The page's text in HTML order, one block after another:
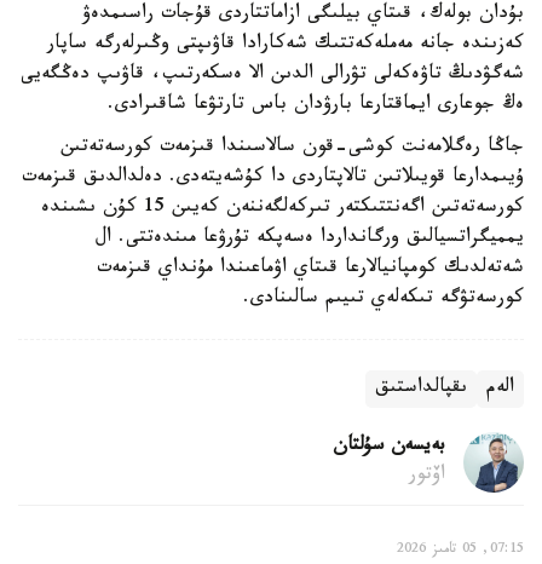
بۇدان بولەك، قىتاي بيلىگى ازاماتتاردى قۇجات راسىمدەۋ
كەزىندە جانە مەملەكەتتىك شەكارادا قاۋىپتى وڭىرلەرگە ساپار
شەگۋدىڭ تاۋەكەلى تۋرالى الدىن الا ەسكەرتىپ، قاۋىپ دەڭگەيى
ەڭ جوعارى ايماقتارعا بارۋدان باس تارتۋعا شاقىرادى.
جاڭا رەگلامەنت كوشى-قون سالاسىندا قىزمەت كورسەتەتىن
ۇيىمدارعا قويىلاتىن تالاپتاردى دا كۇشەيتەدى. دەلدالدىق قىزمەت
كورسەتەتىن اگەنتتىكتەر تىركەلگەننەن كەيىن 15 كۇن ىشىندە
يمميگراتسيالىق ورگانداردا ەسەپكە تۇرۋعا مىندەتتى. ال
شەتەلدىك كومپانيالارعا قىتاي اۋماعىندا مۇنداي قىزمەت
كورسەتۋگە تىكەلەي تىيىم سالىنادى.
الەم ىقپالداستىق
بەيسەن سۇلتان
اۆتور
07:15, 05 تامىز 2026